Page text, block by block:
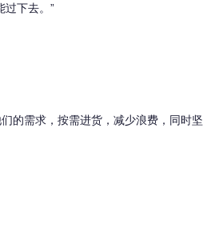
过下去。”
的需求，按需进货，减少浪费，同时坚